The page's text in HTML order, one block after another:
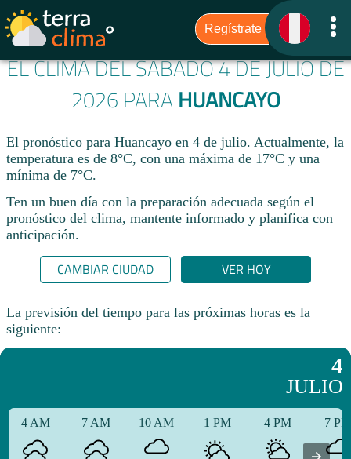
EL CLIMA DEL SÁBADO 4 DE JULIO DE
2026 PARA HUANCAYO
El pronóstico para Huancayo en 4 de julio. Actualmente, la
temperatura es de 8°C, con una máxima de 17°C y una
mínima de 7°C.
Ten un buen día con la preparación adecuada según el
pronóstico del clima, mantente informado y planifica con
anticipación.​
CAMBIAR CIUDAD VER HOY
La previsión del tiempo para las próximas horas es la
siguiente:
4
JULIO
4 AM 7 AM 10 AM 1 PM 4 PM 7